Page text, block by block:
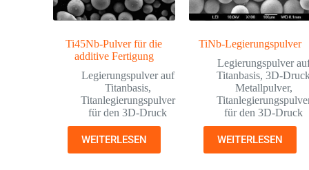
Ti45Nb-Pulver für die
additive Fertigung
Legierungspulver auf
Titanbasis,
Titanlegierungspulver
für den 3D-Druck
WEITERLESEN
TiNb-Legierungspulver
Legierungspulver
Titanbasis,3D-
Metallpulver,
für den 3D-Druck
WEITERLESEN